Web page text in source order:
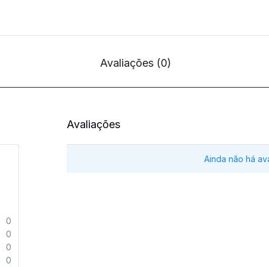
Avaliações (0)
0
0
0
0
Avaliações
Ainda não há